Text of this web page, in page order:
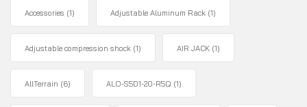
Accessories (1) Adjustable Aluminum Rack (1)
Adjustable compression shock (1) AIR JACK (1)
AllTerrain (6) ALO-S5D1-20-R5Q (1)